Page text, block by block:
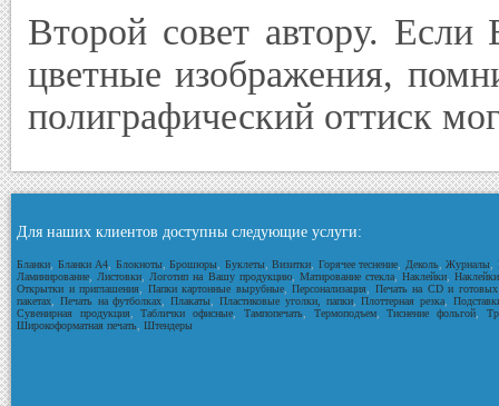
Второй совет автору. Если
цветные изображения,
полиграфический оттиск
Для наших клиентов доступны следующие услуги:
Бланки Бланки А4 Блокноты, Брошюры Буклеты, Визитки Горячее теснение Деколь, Журналы
Ламинирование
Листовки Логотип на Вашу продукцию, Матирование стекла,Наклейки ,
Открытки и приглашения
Папки картонные вырубные,Персонализация
Печать на CD и готовых
пакетах
Печать на футболках ,Плакаты Пластиковые уголки, папки,Плоттерная резка
Сувенирная продукция,Таблички офисные Тампопечать, Термоподъем,Тиснение фольгой
Широкоформатная печать Штендеры